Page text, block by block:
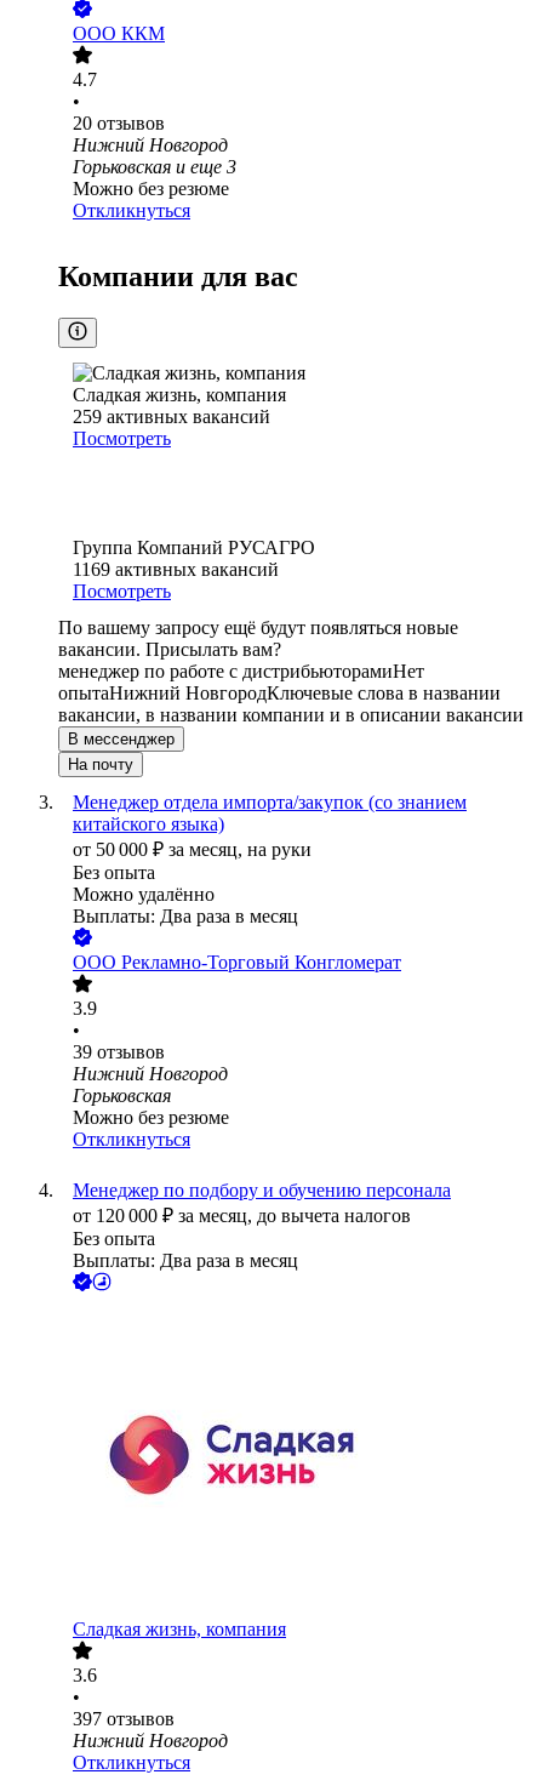
ООО ККМ
4.7
•
20 отзывов
Нижний Новгород
Горьковская и еще 3
Можно без резюме
Откликнуться
Компании для вас
Сладкая жизнь, компания
259 активных вакансий
Посмотреть
Группа Компаний РУСАГРО
1169 активных вакансий
Посмотреть
По вашему запросу ещё будут появляться новые
вакансии. Присылать вам?
менеджер по работе с дистрибьюторамиНет
опытаНижний НовгородКлючевые слова в названии
вакансии, в названии компании и в описании вакансии
В мессенджер
На почту
Менеджер отдела импорта/закупок (со знанием
китайского языка)
от 50 000 ₽ за месяц, на руки
Без опыта
Можно удалённо
Выплаты: Два раза в месяц
ООО Рекламно-Торговый Конгломерат
3.9
•
39 отзывов
Нижний Новгород
Горьковская
Можно без резюме
Откликнуться
Менеджер по подбору и обучению персонала
от 120 000 ₽ за месяц, до вычета налогов
Без опыта
Выплаты: Два раза в месяц
Сладкая жизнь, компания
3.6
•
397 отзывов
Нижний Новгород
Откликнуться